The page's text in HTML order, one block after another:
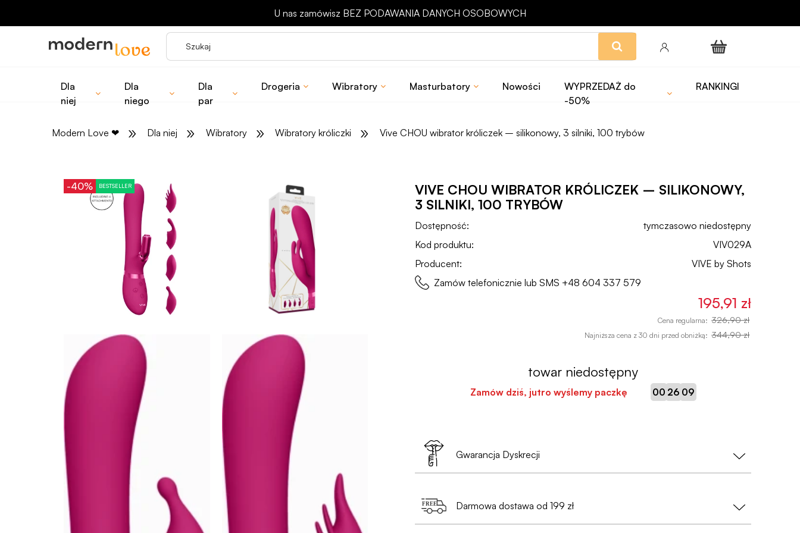
Odbierz rabat 15 zł na pierwsze zakupy
Dla
niej
Dla
niego
Dla
par
Drogeria Wibratory Masturbatory Nowości
WYPRZEDAŻ do
-50%
RANKINGI
Modern Love ❤ » Dla niej » Wibratory » Wibratory króliczki » Vive CHOU wibrator króliczek – silikonowy, 3 silniki, 100 trybów
-40% BESTSELLER
VIVE CHOU WIBRATOR KRÓLICZEK – SILIKONOWY,
3 SILNIKI, 100 TRYBÓW
Dostępność:
tymczasowo niedostępny
Kod produktu:
VIV029A
Producent:
VIVE by Shots
Zamów telefonicznie lub SMS +48 604 337 579
195,91 zł
Cena regularna: 326,90 zł
Najniższa cena z 30 dni przed obniżką: 344,90 zł
towar niedostępny
Zamów dziś, jutro wyślemy paczkę 00: 26: 08
Gwarancja Dyskrecji
•
e-mail i numer telefonu (przy zamówieniach do Paczkomatów);
Darmowa dostawa od 199 zł